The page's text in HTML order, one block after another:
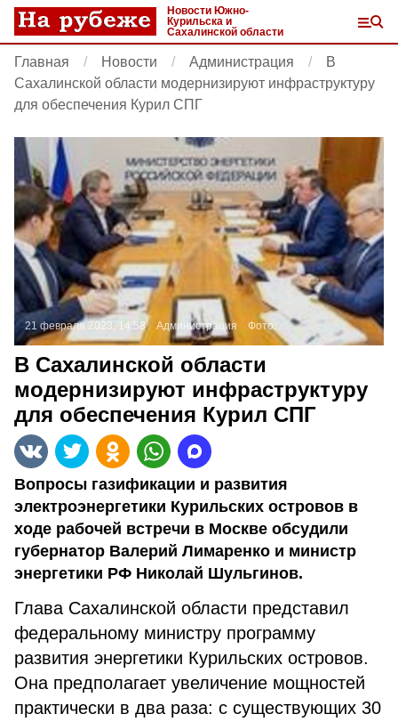
Новости Южно-
Курильска и
Сахалинской области
Главная Новости Администрация
В
Сахалинской области модернизируют инфраструктуру
для обеспечения Курил СПГ
21 февраля 2023, 14:58 Администрация Фото:
В Сахалинской области
модернизируют инфраструктуру
для обеспечения Курил СПГ
Вопросы газификации и развития
электроэнергетики Курильских островов в
ходе рабочей встречи в Москве обсудили
губернатор Валерий Лимаренко и министр
энергетики РФ Николай Шульгинов.
Глава Сахалинской области представил
федеральному министру программу
развития энергетики Курильских островов.
Она предполагает увеличение мощностей
практически в два раза: с существующих 30